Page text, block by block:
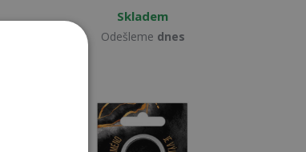
Skladem
Odešleme dnes